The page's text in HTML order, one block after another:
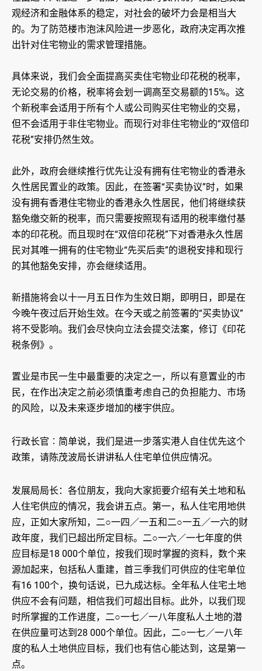
观经济和金融体系的稳定，对社会的破坏力会是相当大
的。为了防范楼市泡沫风险进一步恶化，政府决定再次推
出针对住宅物业的需求管理措施。
具体来说，我们会全面提高买卖住宅物业印花税的税率，
无论交易的价格，税率将会划一调高至交易额的15%。这
个新税率会适用于所有个人或公司购买住宅物业的交易，
但不会适用于非住宅物业。而现行对非住宅物业的“双倍印
花税”安排仍然生效。
此外，政府会继续推行优先让没有拥有住宅物业的香港永
久性居民置业的政策。因此，在签署“买卖协议”时，如果
没有拥有香港住宅物业的香港永久性居民，他们将继续获
豁免缴交新的税率，而只需要按照现有适用的税率缴付基
本的印花税。而且现时在“双倍印花税”下对香港永久性居
民对其唯一拥有的住宅物业“先买后卖”的退税安排和现行
的其他豁免安排，亦会继续适用。
新措施将会以十一月五日作为生效日期，即明日，即是在
今晚午夜过后开始生效。在今天或之前签署的“买卖协议”
将不受影响。我们会尽快向立法会提交法案，修订《印花
税条例》。
置业是市民一生中最重要的决定之一，所以有意置业的市
民，在作出决定之前必须慎重考虑自己的负担能力、市场
的风险，以及未来逐步增加的楼宇供应。
行政长官︰简单说，我们是进一步落实港人自住优先这个
政策，请陈茂波局长讲讲私人住宅单位供应情况。
发展局局长：各位朋友，我向大家扼要介绍有关土地和私
人住宅供应的情况，我会讲五点。第一，私人住宅用地供
应，正如大家所知，二○一四／一五和二○一五／一六的财
政年度，我们已超出所定目标。二○一六／一七年度的供
应目标是18 000个单位，按我们现时掌握的资料，数个来
源加起来，包括私人重建，首三季我们可供应的住宅单位
有16 100个，换句话说，已九成达标。全年私人住宅土地
供应不会有问题，相信我们可超出目标。此外，以我们现
时所掌握的工作进度，二○一七／一八年度私人土地的潜
在供应量可达到28 000个单位。因此，二○一七／一八年
度的私人土地供应目标，我们也有信心能达到，这是第一
点。